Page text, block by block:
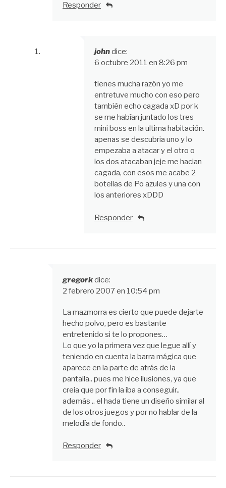
Responder
johndice:
6 octubre 2011 en 8:26 pm
tienes mucha razón yo me
entretuve mucho con eso pero
también echo cagada xD por k
se me habían juntado los tres
mini boss en la ultima habitación.
apenas se descubria uno y lo
empezaba a atacar y el otro o
los dos atacaban jeje me hacian
cagada, con esos me acabe 2
botellas de Po azules y una con
los anteriores xDDD
Responder
gregorkdice:
2 febrero 2007 en 10:54 pm
La mazmorra es cierto que puede dejarte
hecho polvo, pero es bastante
entretenido si te lo propones…
Lo que yo la primera vez que legue allí y
teniendo en cuenta la barra mágica que
aparece en la parte de atrás de la
pantalla.. pues me hice ilusiones, ya que
creia que por fin la iba a conseguir..
además .. el hada tiene un diseño similar al
de los otros juegos y por no hablar de la
melodía de fondo..
Responder